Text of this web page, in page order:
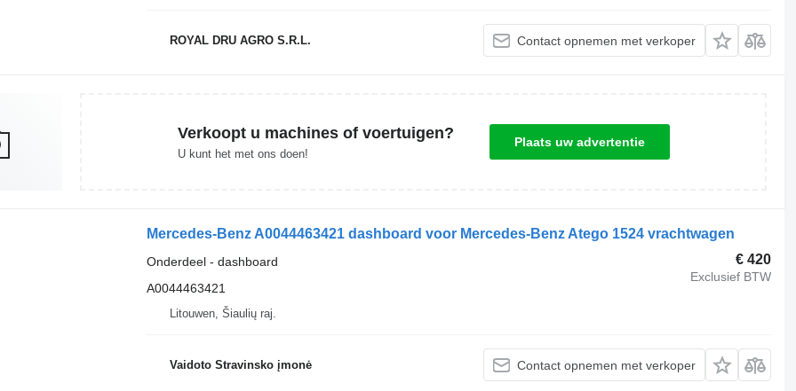
ROYAL DRU AGRO S.R.L. Contact opnemen met verkoper
Verkoopt u machines of voertuigen?
U kunt het met ons doen!
Plaats uw advertentie
Mercedes-Benz A0044463421 dashboard voor Mercedes-Benz Atego 1524 vrachtwagen
€ 420
Exclusief BTW
Onderdeel - dashboard
A0044463421
Litouwen, Šiaulių raj.
Vaidoto Stravinsko įmonė Contact opnemen met verkoper